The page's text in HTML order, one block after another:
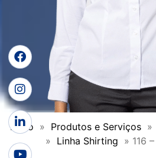
Início » Produtos e Serviços »
» Linha Shirting » 116